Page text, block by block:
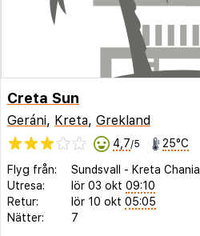
Creta Sun
Geráni, Kreta, Grekland
4,7/5 25°C
Flyg från: Sundsvall - Kreta Chania
Utresa:
lör 03 okt 09:10
Retur:
lör 10 okt 05:05
Nätter:
7